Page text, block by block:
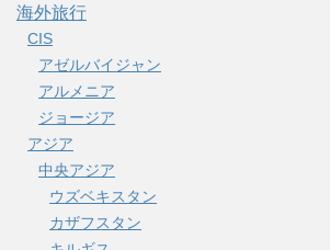
海外旅行
CIS
アゼルバイジャン
アルメニア
ジョージア
アジア
中央アジア
ウズベキスタン
カザフスタン